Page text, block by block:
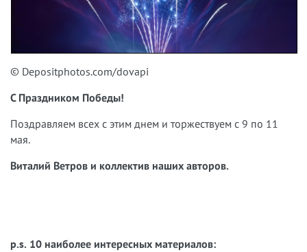
© Depositphotos.com/dovapi
С Праздником Победы!
Поздравляем всех с этим днем и торжествуем с 9 по 11
мая.
Виталий Ветров и коллектив наших авторов.
p.s. 10 наиболее интересных материалов: